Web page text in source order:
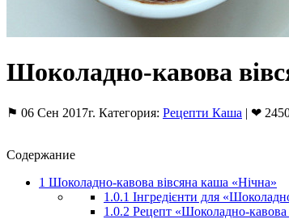
Шоколадно-кавова
⚑ 06 Сен 2017г. Категория: Рецепти Каша | ❤
Содержание
1 Шоколадно-кавова вівсяна каша «Нічна»
1.0.1 Інгредієнти для
1.0.2 Рецепт «Шоколадно-кавова